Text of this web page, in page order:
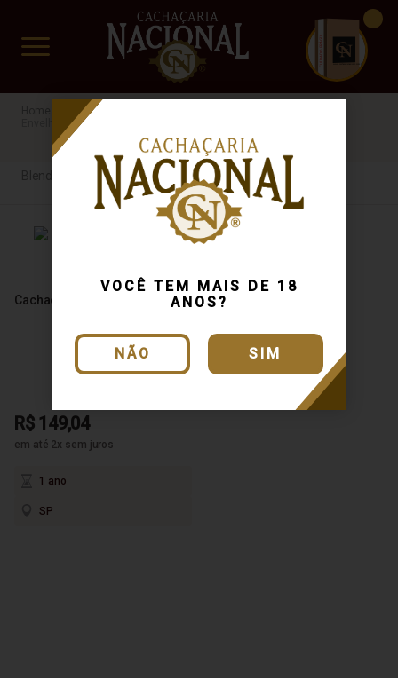
VOCÊ TEM MAIS DE 18
ANOS?
NÃO SIM
www.cachacarianacional.com.br
CUIDADO FRÁGIL
Cachaça
Envelhecida
Blend de Madeiras
Cachaça Margô Ouro 500ml
R$ 149,04
em até 2x sem juros
1 ano
SP